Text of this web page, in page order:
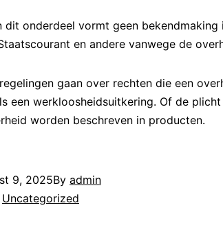
dit onderdeel vormt geen
en andere vanwege de
gaan over rechten die een
een werkloosheidsuitkering. Of de
worden beschreven in producten.
9, 2025By admin
Uncategorized